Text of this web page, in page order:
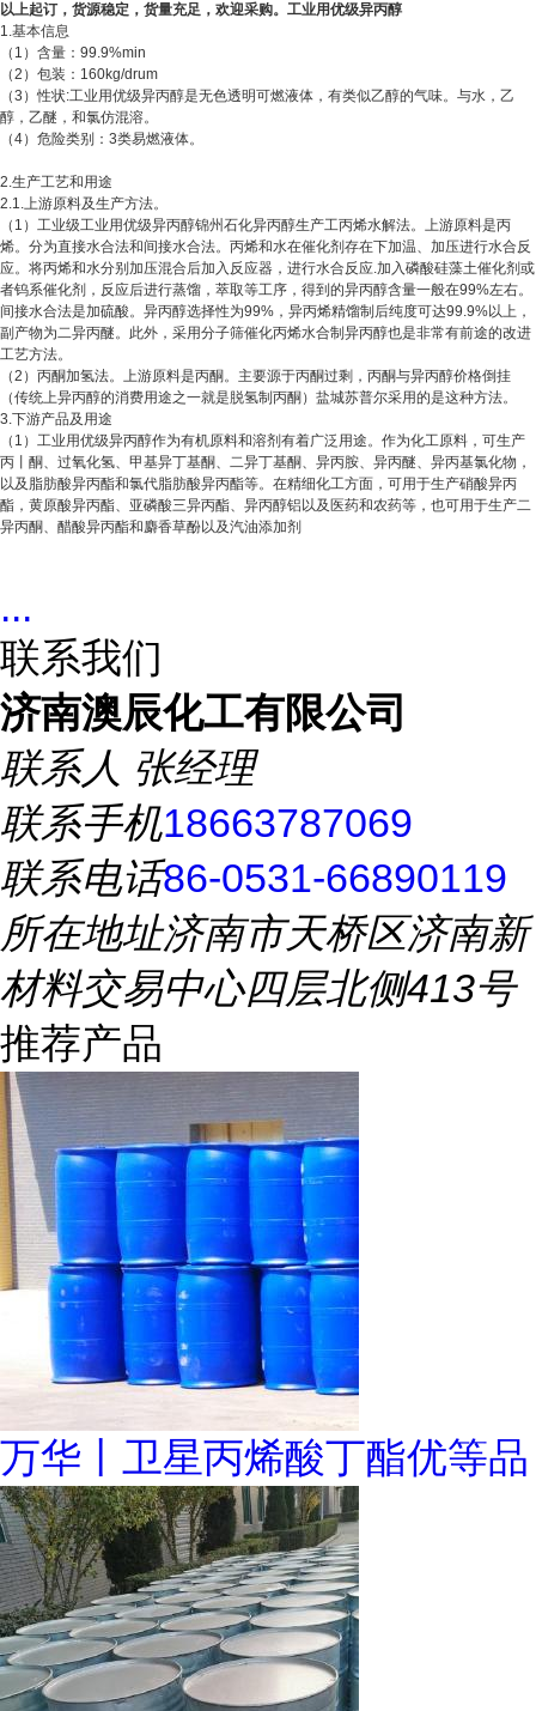
以上起订，货源稳定，货量充足，欢迎采购。工业用优级异丙醇
1.基本信息
（1）含量：99.9%min
（2）包装：160kg/drum
（3）性状:工业用优级异丙醇是无色透明可燃液体，有类似乙醇的气味。与水，乙
醇，乙醚，和氯仿混溶。
（4）危险类别：3类易燃液体。
2.生产工艺和用途
2.1.上游原料及生产方法。
（1）工业级工业用优级异丙醇锦州石化异丙醇生产工丙烯水解法。上游原料是丙
烯。分为直接水合法和间接水合法。丙烯和水在催化剂存在下加温、加压进行水合反
应。将丙烯和水分别加压混合后加入反应器，进行水合反应.加入磷酸硅藻土催化剂或
者钨系催化剂，反应后进行蒸馏，萃取等工序，得到的异丙醇含量一般在99%左右。
间接水合法是加硫酸。异丙醇选择性为99%，异丙烯精馏制后纯度可达99.9%以上，
副产物为二异丙醚。此外，采用分子筛催化丙烯水合制异丙醇也是非常有前途的改进
工艺方法。
（2）丙酮加氢法。上游原料是丙酮。主要源于丙酮过剩，丙酮与异丙醇价格倒挂
（传统上异丙醇的消费用途之一就是脱氢制丙酮）盐城苏普尔采用的是这种方法。
3.下游产品及用途
（1）工业用优级异丙醇作为有机原料和溶剂有着广泛用途。作为化工原料，可生产
丙丨酮、过氧化氢、甲基异丁基酮、二异丁基酮、异丙胺、异丙醚、异丙基氯化物，
以及脂肪酸异丙酯和氯代脂肪酸异丙酯等。在精细化工方面，可用于生产硝酸异丙
酯，黄原酸异丙酯、亚磷酸三异丙酯、异丙醇铝以及医药和农药等，也可用于生产二
异丙酮、醋酸异丙酯和麝香草酚以及汽油添加剂
...
联系我们
济南澳辰化工有限公司
联系人 张经理
联系手机18663787069
联系电话86-0531-66890119
所在地址济南市天桥区济南新
材料交易中心四层北侧413号
推荐产品
万华丨卫星丙烯酸丁酯优等品